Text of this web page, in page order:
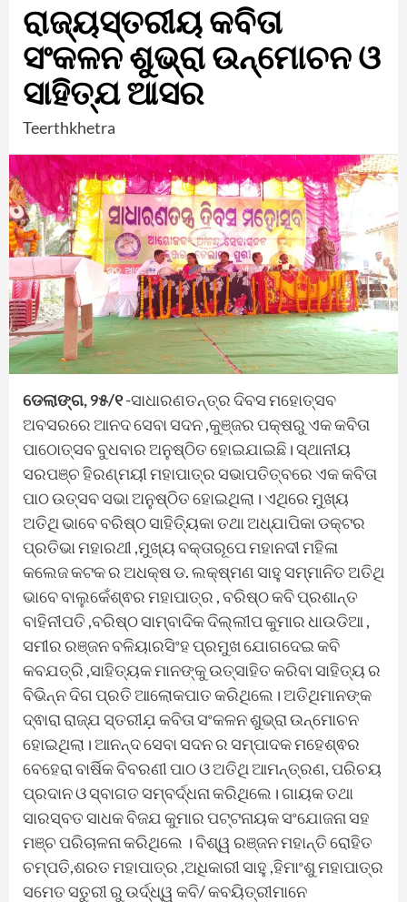
ରାଜ୍ୟସ୍ତରୀୟ କବିତା
ସଂକଳନ ଶୁଭ୍ରା ଉନ୍ମୋଚନ ଓ
ସାହିତ୍ଯ ଆସର
Teerthkhetra
ଡେଲାଙ୍ଗ, ୨୫/୧-ସାଧାରଣତନ୍ତ୍ର ଦିବସ ମହୋତ୍ସବ
ଅବସରରେ ଆନଦ ସେବା ସଦନ ,କୁଞ୍ଜର ପକ୍ଷରୁ ଏକ କବିତା
ପାଠୋତ୍ସବ ବୁଧବାର ଅନୁଷ୍ଠିତ ହୋଇଯାଇଛି। ସ୍ଥାନୀୟ
ସରପଞ୍ଚ ହିରଣ୍ମୟୀ ମହାପାତ୍ର ସଭାପତିତ୍ବରେ ଏକ କବିତା
ପାଠ ଉତ୍ସବ ସଭା ଅନୁଷ୍ଠିତ ହୋଇଥିଲା। ଏଥିରେ ମୁଖ୍ୟ
ଅତିଥି ଭାବେ ବରିଷ୍ଠ ସାହିତ୍ୟିକା ତଥା ଅଧ୍ଯାପିକା ଡକ୍ଟର
ପ୍ରତିଭା ମହାରଥୀ ,ମୁଖ୍ୟ ବକ୍ତାରୂପେ ମହାନଦୀ ମହିଳା
କଲେଜ କଟକ ର ଅଧକ୍ଷ ଡ. ଲକ୍ଷ୍ମଣ ସାହୁ ସମ୍ମାନିତ ଅତିଥି
ଭାବେ ବାଲୁକେଁଶ୍ଵର ମହାପାତ୍ର , ବରିଷ୍ଠ କବି ପ୍ରଶାନ୍ତ
ବାହିନୀପତି ,ବରିଷ୍ଠ ସାମ୍ବାଦିକ ଦିଲ୍ଲୀପ କୁମାର ଧାଉଡିଆ ,
ସମୀର ରଞ୍ଜନ ବଳିୟାରସିଂହ ପ୍ରମୁଖ ଯୋଗଦେଇ କବି
କବଯତ୍ରି ,ସାହିତ୍ୟକ ମାନଙ୍କୁ ଉତ୍ସାହିତ କରିବା ସାହିତ୍ୟ ର
ବିଭିନ୍ନ ଦିଗ ପ୍ରତି ଆଲୋକପାତ କରିଥିଲେ। ଅତିଥିମାନଙ୍କ
ଦ୍ଵାରା ରାଜ୍ଯ ସ୍ତରୀଯ଼ କବିତା ସଂକଳନ ଶୁଭ୍ରା ଉନ୍ମୋଚନ
ହୋଇଥିଲା। ଆନନ୍ଦ ସେବା ସଦନ ର ସମ୍ପାଦକ ମହେଶ୍ଵର
ବେହେରା ବାର୍ଷିକ ବିବରଣୀ ପାଠ ଓ ଅତିଥି ଆମନ୍ତ୍ରଣ, ପରିଚୟ
ପ୍ରଦାନ ଓ ସ୍ବାଗତ ସମ୍ବର୍ଦ୍ଧନା କରିଥିଲେ। ଗାୟକ ତଥା
ସାରସ୍ବତ ସାଧକ ବିଜଯ କୁମାର ପଟ୍ଟନାୟକ ସଂଯୋଜନା ସହ
ମଞ୍ଚ ପରିଚାଳନା କରିଥିଲେ । ବିଶ୍ୱ ରଞ୍ଜନ ମହାନ୍ତି ରୋହିତ
ଚମ୍ପତି,ଶରତ ମହାପାତ୍ର ,ଅଧିକାରୀ ସାହୁ ,ହିମାଂଶୁ ମହାପାତ୍ର
ସମେତ ସତୁରୀ ରୁ ଉର୍ଦ୍ଧ୍ୱ କବି/ କବୟିତ୍ରୀମାନେ